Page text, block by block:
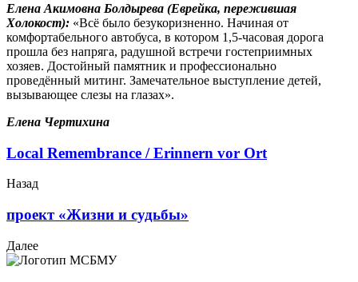
Елена Акимовна Болдырева (Еврейка, пережившая
Холокост): «Всё было безукоризненно. Начиная от
комфортабельного автобуса, в котором 1,5-часовая дорога
прошла без напряга, радушной встречи гостеприимных
хозяев. Достойный памятник и профессионально
проведённый митинг. Замечательное выступление детей,
вызывающее слезы на глазах».
Елена Чертихина
Local Remembrance / Erinnern vor Ort
Назад
проект «Жизни и судьбы»
Далее